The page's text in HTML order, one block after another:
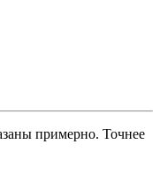
примерно. Точнее